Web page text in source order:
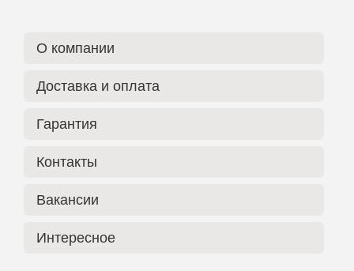
О компании
Доставка и оплата
Гарантия
Контакты
Вакансии
Интересное